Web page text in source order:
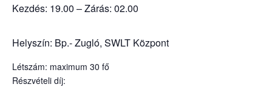
Kezdés: 19.00 – Zárás: 02.00
Helyszín: Bp.- Zugló, SWLT Központ
Létszám: maximum 30 fő
Részvételi díj: